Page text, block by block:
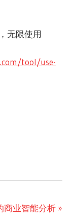
无限使用
tool/use-
商业智能分析